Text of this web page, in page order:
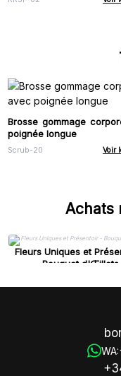
Brosse gommage
poignée longue
Scrub-20 Voir
Achats
Fleurs Uniques et
Bouquet d'Œillets
WA: